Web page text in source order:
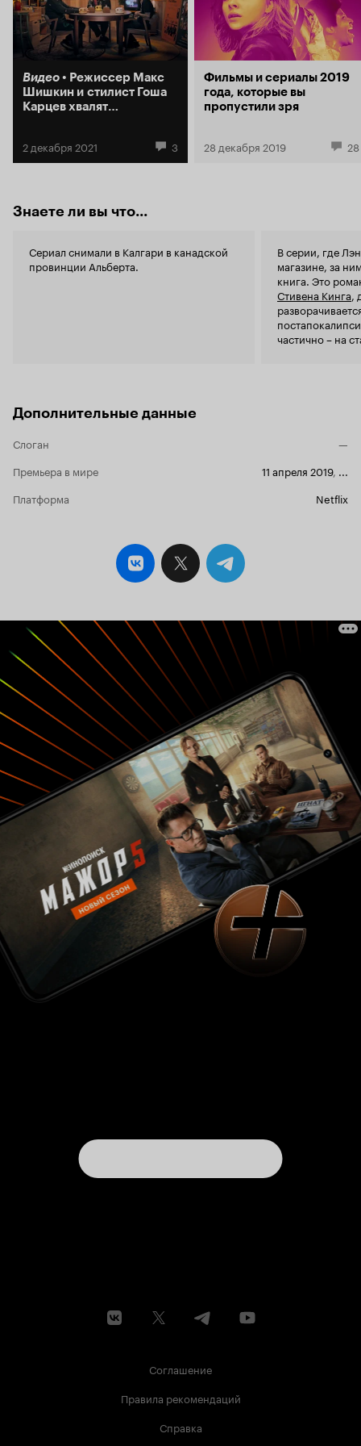
Видео
Режиссер Макс
Шишкин и стилист Гоша
Карцев хвалят
2 декабря 2021 3
Фильмы и сериалы 2019
года, которые вы
пропустили зря
28 декабря 2019 28
Знаете ли вы что...
Сериал снимали в Калгари в канадской
провинции Альберта.
В серии, где
магазине, за
книга. Это
Стивена Кинга
частично – на
Дополнительные данные
Слоган
—
Премьера в мире
11 апреля 2019,
Платформа
Netflix
Соглашение
Правила рекомендаций
Справка